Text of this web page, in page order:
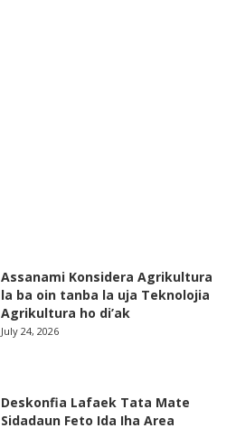
Assanami Konsidera Agrikultura
la ba oin tanba la uja Teknolojia
Agrikultura ho di’ak
July 24, 2026
Deskonfia Lafaek Tata Mate
Sidadaun Feto Ida Iha Area